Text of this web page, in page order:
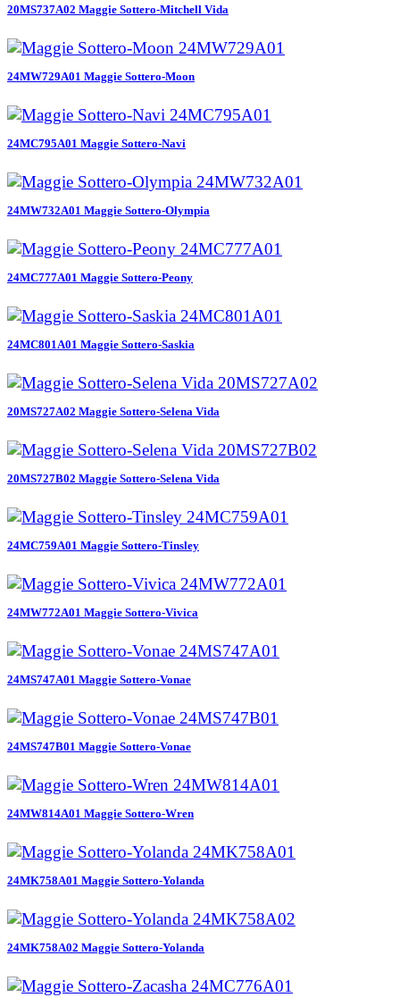
20MS737A02 Maggie Sottero-Mitchell Vida
24MW729A01 Maggie Sottero-Moon
24MC795A01 Maggie Sottero-Navi
24MW732A01 Maggie Sottero-Olympia
24MC777A01 Maggie Sottero-Peony
24MC801A01 Maggie Sottero-Saskia
20MS727A02 Maggie Sottero-Selena Vida
20MS727B02 Maggie Sottero-Selena Vida
24MC759A01 Maggie Sottero-Tinsley
24MW772A01 Maggie Sottero-Vivica
24MS747A01 Maggie Sottero-Vonae
24MS747B01 Maggie Sottero-Vonae
24MW814A01 Maggie Sottero-Wren
24MK758A01 Maggie Sottero-Yolanda
24MK758A02 Maggie Sottero-Yolanda